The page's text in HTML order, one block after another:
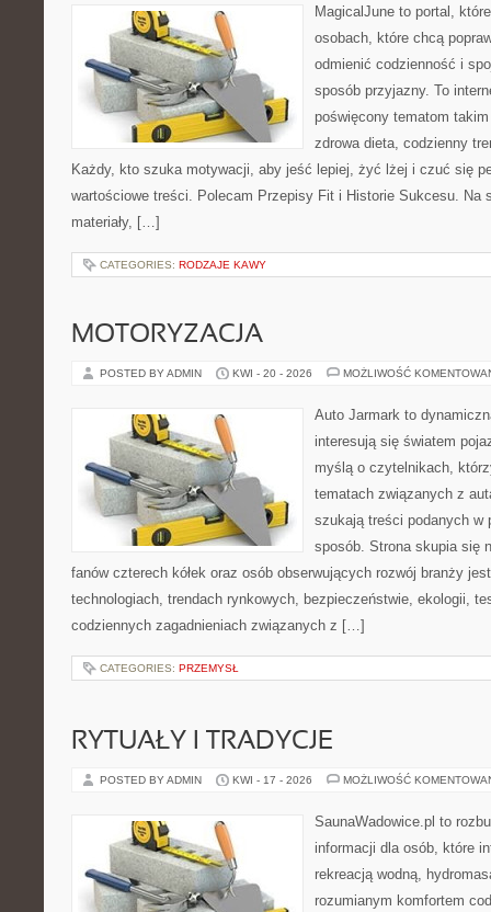
MagicalJune to portal,
osobach, które chcą
odmienić codzienność i
sposób przyjazny. To
poświęcony tematom
zdrowa dieta, codzienny
Każdy, kto szuka motywacji, aby jeść lepiej, żyć lżej i czuć się
wartościowe treści. Polecam Przepisy Fit i Historie Sukcesu. Na
materiały, […]
CATEGORIES: RODZAJE KAWY
MOTORYZACJA
POSTED BY ADMIN KWI - 20 - 2026 MOŻLIWOŚĆ
Auto Jarmark to
interesują się światem
myślą o czytelnikach,
tematach związanych z
szukają treści podanych w
sposób. Strona skupia się
fanów czterech kółek oraz osób obserwujących rozwój branży
technologiach, trendach rynkowych, bezpieczeństwie, ekologii,
codziennych zagadnieniach związanych z […]
CATEGORIES: PRZEMYSŁ
RYTUAŁY I TRADYCJE
POSTED BY ADMIN KWI - 17 - 2026 MOŻLIWOŚĆ
SaunaWadowice.pl to
informacji dla osób, które
rekreacją wodną,
rozumianym komfortem